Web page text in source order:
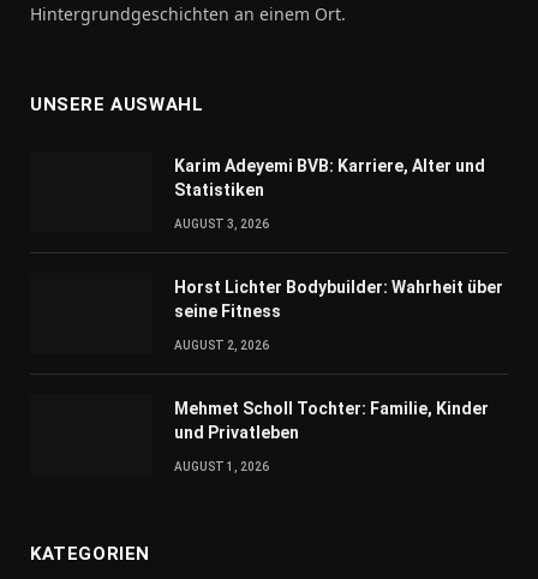
Hintergrundgeschichten an einem Ort.
UNSERE AUSWAHL
Karim Adeyemi BVB: Karriere, Alter und
Statistiken
AUGUST 3, 2026
Horst Lichter Bodybuilder: Wahrheit über
seine Fitness
AUGUST 2, 2026
Mehmet Scholl Tochter: Familie, Kinder
und Privatleben
AUGUST 1, 2026
KATEGORIEN